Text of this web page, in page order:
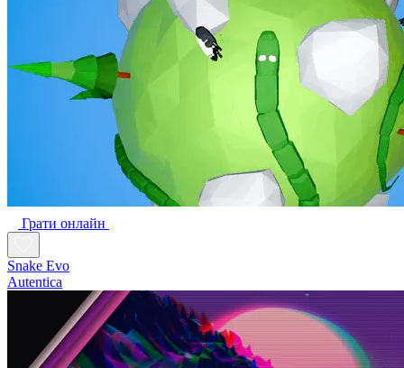
Грати онлайн
Snake Evo
Autentica